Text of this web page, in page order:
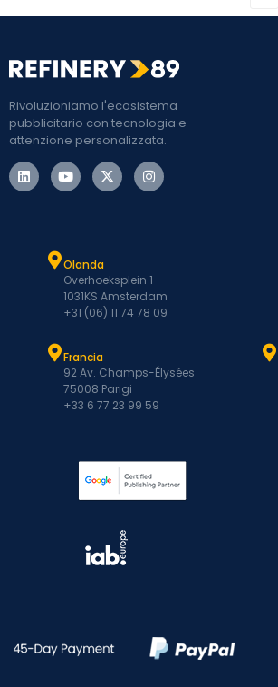
Rivoluzioniamo l'ecosistema
pubblicitario con tecnologia e
attenzione personalizzata.
Olanda
Overhoeksplein 1
1031KS Amsterdam
+31 (06) 11 74 78 09
Francia
92 Av. Champs-Élysées
75008 Parigi
+33 6 77 23 99 59